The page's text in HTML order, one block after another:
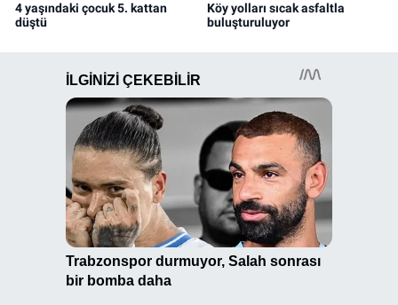
4 yaşındaki çocuk 5. kattan
düştü
Köy yolları sıcak asfaltla
buluşturuluyor